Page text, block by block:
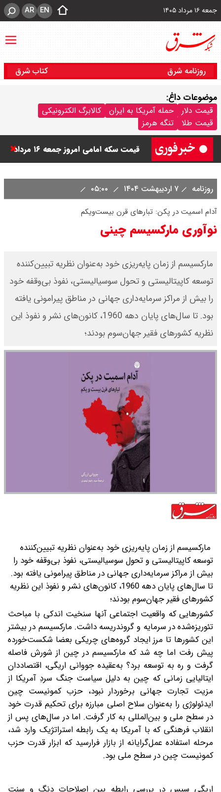
جمعه ۱۶ مرداد ۱۴۰۵ EN
AR
روزنامه شرق کتاب شرق
موضوعات داغ:
قیمت دلار حمله آمریکا به ایران
کالابرگ الکترونیکی
قیمت طلا
تنگه هرمز ۱۴۰۵ اعلام شد + جدول
قیمت سکه امامی امروز جمعه ۱۶ مرداد
۱۴۰۵/ صعود طلا ادامه‌دار شد
۱۴۰۵ اعلام شد/ طلا بر مدار صعود
قیمت نفت امروز جمعه ۱۶ مرداد ۱۴۰۵
/ نفت صعودی شد + جدول
روزنامه ۷ اردیبهشت ۱۴۰۴
آدام اسمیت در پکن: تبارهای قرن بیست‌ویکم
نوآوری‌ مارکسیسم چینی
مارکسیسم از زمان پایه‌ریزی خود به‌عنوان نظریه تبیین‌کننده
توسعه کاپیتالیستی و تحول سوسیالیستی، نفوذ بی‌وقفه خود
را بیش از مراکز سرمایه‌داری جهانی در مناطق پیرامونی یافته
بود. تا سال‌های پایان دهه 1960، کانون‌های نشر و نفوذ این
نظریه کشورهای فقیر جهان‌سوم بودند؛
مارکسیسم از زمان پایه‌ریزی خود به‌عنوان نظریه تبیین‌کننده
توسعه کاپیتالیستی و تحول سوسیالیستی، نفوذ بی‌وقفه خود را
بیش از مراکز سرمایه‌داری جهانی در مناطق پیرامونی یافته بود.
تا سال‌های پایان دهه 1960، کانون‌های نشر و نفوذ این نظریه
کشورهای فقیر جهان‌سوم بودند؛
کشورهایی که واقعیت‌ اجتماعی آنها سنخیت اندکی با مباحث
تئوریزه‌شده در سرمایه و گروندریسه داشت. مارکسیسم در بیشتر
این کشورها تا مرز ایجاد گروه‌های چریکی بعضا شکست‌خورده
پیش رفت اما چه شد که مارکسیسم در چین از شورش فاصله
گرفت و ره به توسعه برد؟ به‌عقیده جووانی اریگی، اقتصاددان
ایتالیایی زمانی ‌که چین به دلیل سیاست‌ جنگ سردِ آمریکا از
مزیت تجارت جهانی برخوردار نبود، حزب کمونیست چین
ایدئولوژی را به‌عنوان سلاح اصلی مبارزه برای تحکیم قدرت خود
در سطح ملی و بین‌‌المللی به کار گرفت. اما در سال‌های پس از
انقلاب فرهنگی که با آمریکا به یک رابطه استراتژیک وارد شد،
مرحله استفاده عمل‌‌گرایانه از بازار فرارسید که ابزار قدرت حزب
کمونیست چین در سطح ملی بود.
اریگی سپس در بررسی رابطه بین اصلاحات دنگ و سنت